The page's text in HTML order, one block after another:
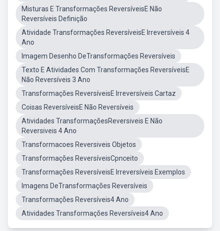
Misturas E Transformações ReversíveisE Não
Reversíveis Definição
Atividade Transformações ReversíveisE Irreversíveis 4
Ano
Imagem Desenho DeTransformações Reversíveis
Texto E Atividades Com Transformações ReversíveisE
Não Reversíveis 3 Ano
Transformações ReversíveisE Irreversíveis Cartaz
Coisas ReversíveisE Não Reversíveis
Atividades TransformaçõesReversiveis E Não
Reversiveis 4 Ano
Transformacoes Reversiveis Objetos
Transformações ReversíveisCpnceito
Transformações ReversíveisE Irreversíveis Exemplos
Imagens DeTransformações Reversíveis
Transformações Reversíveis4 Ano
Atividades Transformações Reversíveis4 Ano